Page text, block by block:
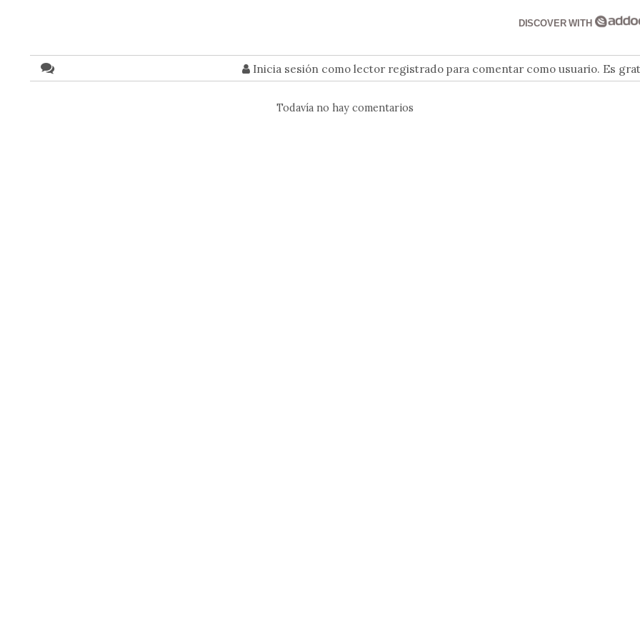
DISCOVER WITH
Inicia sesión como lector registrado para comentar como usuario. Es
Todavía no hay comentarios